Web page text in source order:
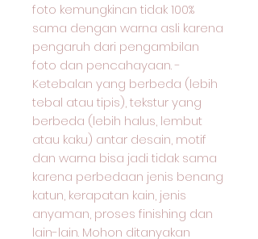
foto kemungkinan tidak 100%
sama dengan warna asli karena
pengaruh dari pengambilan
foto dan pencahayaan. -
Ketebalan yang berbeda (lebih
tebal atau tipis), tekstur yang
berbeda (lebih halus, lembut
atau kaku) antar desain, motif
dan warna bisa jadi tidak sama
karena perbedaan jenis benang
katun, kerapatan kain, jenis
anyaman, proses finishing dan
lain-lain. Mohon ditanyakan